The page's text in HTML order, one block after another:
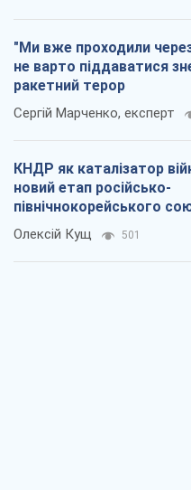
"Ми вже проходили через
не варто піддаватися
ракетний терор
Сергій Марченко, експерт
КНДР як каталізатор
новий етап російсько-
північнокорейського
Олексій Кущ 501